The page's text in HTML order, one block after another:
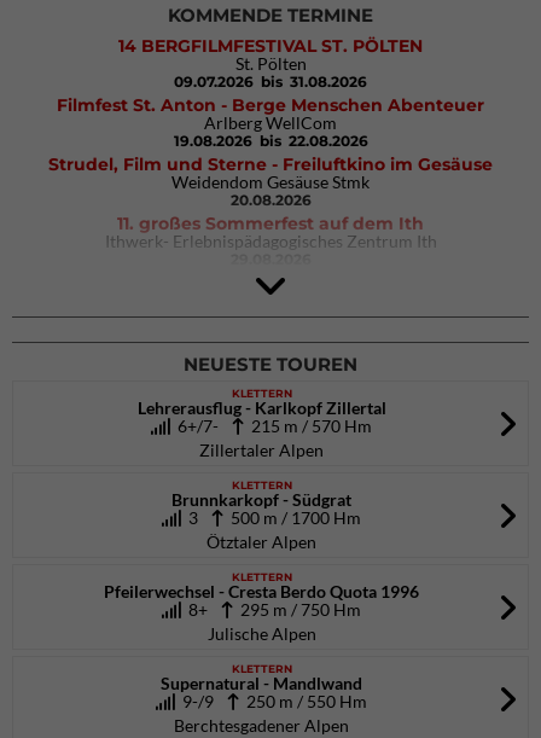
KOMMENDE TERMINE
14 BERGFILMFESTIVAL ST. PÖLTEN
St. Pölten
09.07.2026 bis 31.08.2026
Filmfest St. Anton - Berge Menschen Abenteuer
Arlberg WellCom
19.08.2026 bis 22.08.2026
Strudel, Film und Sterne - Freiluftkino im Gesäuse
Weidendom Gesäuse Stmk
20.08.2026
11. großes Sommerfest auf dem Ith
Ithwerk- Erlebnispädagogisches Zentrum Ith
4Blocs KIDS 2026
DAV Kletter- & Boulderzentrum München Süd (Thalkirchen)
26.09.2026
NEUESTE TOUREN
KLETTERN
Lehrerausflug - Karlkopf Zillertal
6+/7-
215 m / 570 Hm
Zillertaler Alpen
KLETTERN
Brunnkarkopf - Südgrat
3
500 m / 1700 Hm
Ötztaler Alpen
KLETTERN
Pfeilerwechsel - Cresta Berdo Quota 1996
8+
295 m / 750 Hm
Julische Alpen
KLETTERN
Supernatural - Mandlwand
9-/9
250 m / 550 Hm
Berchtesgadener Alpen